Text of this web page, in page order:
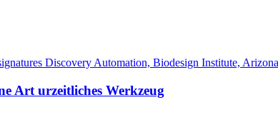
Art urzeitliches Werkzeug